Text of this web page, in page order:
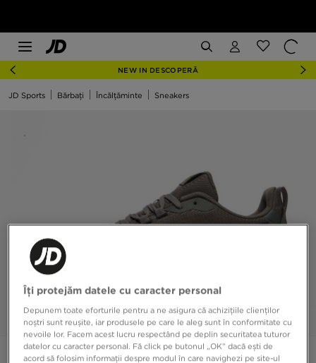
NEW IN DESCOPERĂ
JD Sports Bărbați Încălțăminte Sneakers
Poze 360°
Îți protejăm datele cu caracter personal
Depunem toate eforturile pentru a ne asigura că achizițiile clienților
noștri sunt reușite, iar produsele pe care le aleg sunt în conformitate cu
nevoile lor. Facem acest lucru respectând pe deplin securitatea tuturor
datelor cu caracter personal. Fă click pe butonul „OK” dacă ești de
acord să folosim informații despre modul în care navighezi pe site-ul